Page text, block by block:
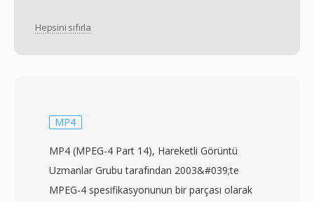
Hepsini sıfırla
MP4
MP4 (MPEG-4 Part 14), Hareketli Görüntü
Uzmanlar Grubu tarafından 2003&#039;te
MPEG-4 spesifikasyonunun bir parçası olarak